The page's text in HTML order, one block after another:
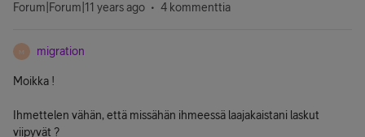
Forum|Forum|11 years ago 4 kommenttia
M migration
Moikka !
Ihmettelen vähän, että missähän ihmeessä laajakaistani laskut
viipyvät ?